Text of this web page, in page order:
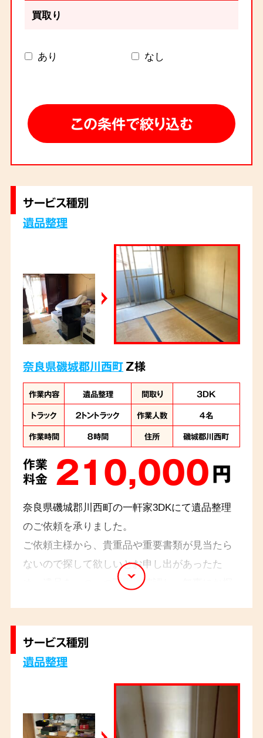
買取り
あり なし
サービス種別
遺品整理
奈良県磯城郡川西町Z様
作業内容 遺品整理 間取り
3DK
トラック
２トントラック 作業人数
４名
作業時間
８時間 住所 磯城郡川西町
作業
料金 210,000円
奈良県磯城郡川西町の一軒家3DKにて遺品整理
のご依頼を承りました。
ご依頼主様から、貴重品や重要書類が見当たら
ないので探して欲しいとお申し出があったた
め、遺品を一つ一つ丁寧に確認し、無事にお探
た。忙しくて遺品整理を行う時間がないと言っ
ていたご依頼主様は、「安心して任せられまし
サービス種別
遺品整理